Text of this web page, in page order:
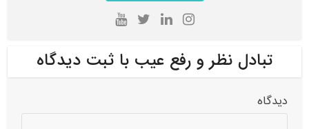
تبادل نظر و رفع عیب با ثبت دیدگاه
دیدگاه